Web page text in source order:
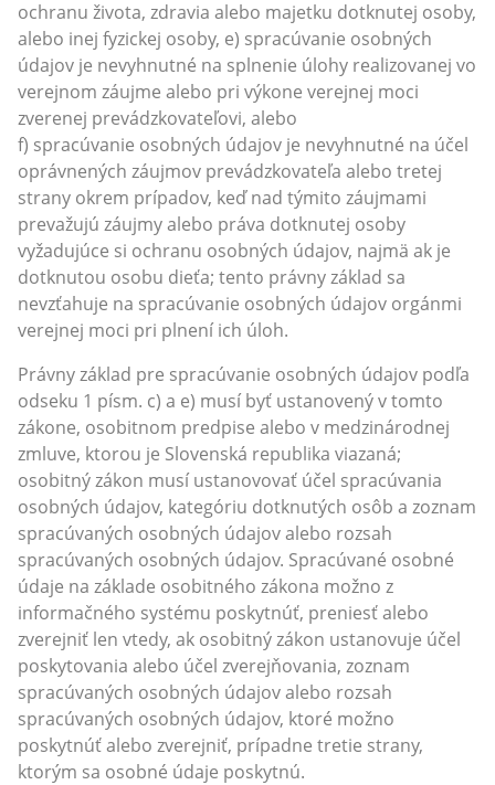
ochranu života, zdravia alebo majetku dotknutej osoby,
alebo inej fyzickej osoby, e) spracúvanie osobných
údajov je nevyhnutné na splnenie úlohy realizovanej vo
verejnom záujme alebo pri výkone verejnej moci
zverenej prevádzkovateľovi, alebo
f) spracúvanie osobných údajov je nevyhnutné na účel
oprávnených záujmov prevádzkovateľa alebo tretej
strany okrem prípadov, keď nad týmito záujmami
prevažujú záujmy alebo práva dotknutej osoby
vyžadujúce si ochranu osobných údajov, najmä ak je
dotknutou osobu dieťa; tento právny základ sa
nevzťahuje na spracúvanie osobných údajov orgánmi
verejnej moci pri plnení ich úloh.
Právny základ pre spracúvanie osobných údajov podľa
odseku 1 písm. c) a e) musí byť ustanovený v tomto
zákone, osobitnom predpise alebo v medzinárodnej
zmluve, ktorou je Slovenská republika viazaná;
osobitný zákon musí ustanovovať účel spracúvania
osobných údajov, kategóriu dotknutých osôb a zoznam
spracúvaných osobných údajov alebo rozsah
spracúvaných osobných údajov. Spracúvané osobné
údaje na základe osobitného zákona možno z
informačného systému poskytnúť, preniesť alebo
zverejniť len vtedy, ak osobitný zákon ustanovuje účel
poskytovania alebo účel zverejňovania, zoznam
spracúvaných osobných údajov alebo rozsah
spracúvaných osobných údajov, ktoré možno
poskytnúť alebo zverejniť, prípadne tretie strany,
ktorým sa osobné údaje poskytnú.